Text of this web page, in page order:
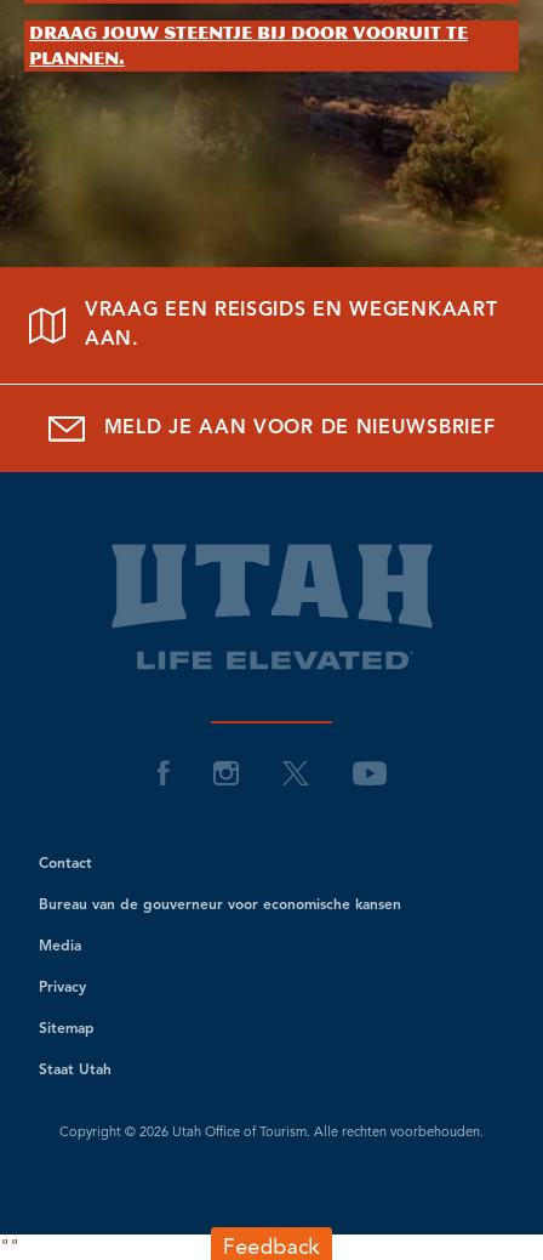
Draag jouw steentje bij door vooruit te
plannen.
VRAAG EEN REISGIDS EN WEGENKAART
AAN.
MELD JE AAN VOOR DE NIEUWSBRIEF
Contact
Bureau van de gouverneur voor economische kansen
Media
Privacy
Sitemap
Staat Utah
Copyright © 2026 Utah Office of Tourism. Alle rechten voorbehouden.
" "